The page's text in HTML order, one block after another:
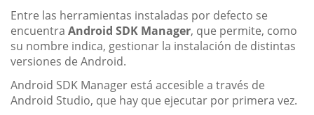
Entre las herramientas instaladas por defecto se
encuentra Android SDK Manager, que permite, como
su nombre indica, gestionar la instalación de distintas
versiones de Android.
Android SDK Manager está accesible a través de
Android Studio, que hay que ejecutar por primera vez.